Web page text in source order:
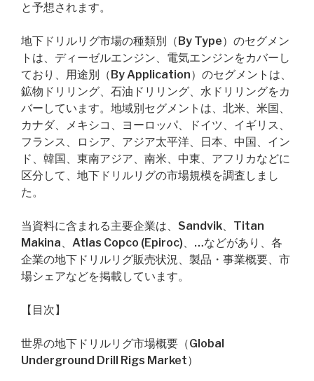
と予想されます。
地下ドリルリグ市場の種類別（By Type）のセグメン
トは、ディーゼルエンジン、電気エンジンをカバーし
ており、用途別（By Application）のセグメントは、
鉱物ドリリング、石油ドリリング、水ドリリングをカ
バーしています。地域別セグメントは、北米、米国、
カナダ、メキシコ、ヨーロッパ、ドイツ、イギリス、
フランス、ロシア、アジア太平洋、日本、中国、イン
ド、韓国、東南アジア、南米、中東、アフリカなどに
区分して、地下ドリルリグの市場規模を調査しまし
た。
当資料に含まれる主要企業は、Sandvik、Titan
Makina、Atlas Copco (Epiroc)、…などがあり、各
企業の地下ドリルリグ販売状況、製品・事業概要、市
場シェアなどを掲載しています。
【目次】
世界の地下ドリルリグ市場概要（Global
Underground Drill Rigs Market）